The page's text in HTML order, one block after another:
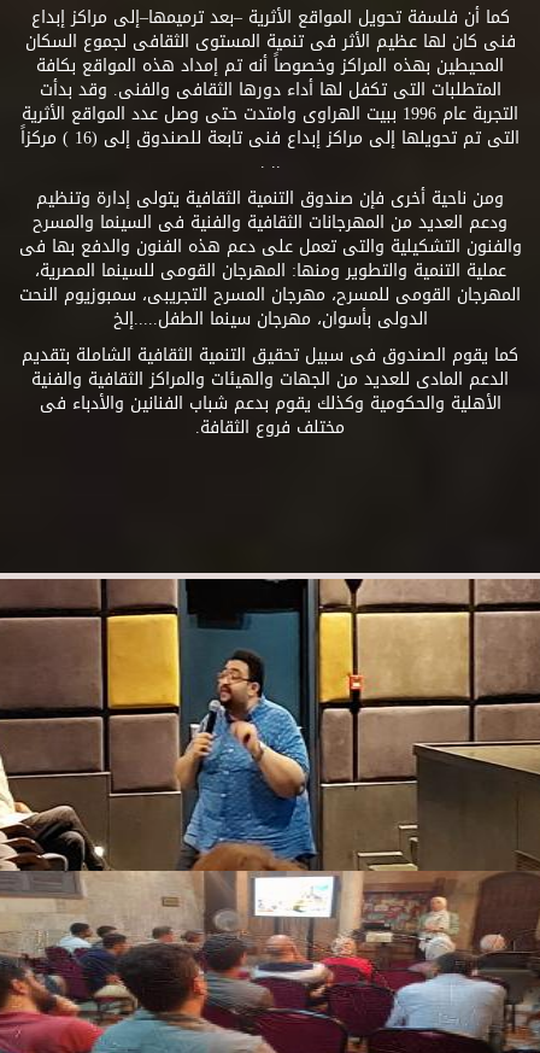
كما أن فلسفة تحويل المواقع الأثرية –بعد ترميمها–إلى مراكز إبداع
فنى كان لها عظيم الأثر فى تنمية المستوى الثقافى لجموع السكان
المحيطين بهذه المراكز وخصوصاً أنه تم إمداد هذه المواقع بكافة
المتطلبات التى تكفل لها أداء دورها الثقافى والفنى. وقد بدأت
التجربة عام 1996 ببيت الهراوى وامتدت حتى وصل عدد المواقع الأثرية
التى تم تحويلها إلى مراكز إبداع فنى تابعة للصندوق إلى (16 ) مركزاً
.. .
ومن ناحية أخرى فإن صندوق التنمية الثقافية يتولى إدارة وتنظيم
ودعم العديد من المهرجانات الثقافية والفنية فى السينما والمسرح
والفنون التشكيلية والتى تعمل على دعم هذه الفنون والدفع بها فى
عملية التنمية والتطوير ومنها: المهرجان القومى للسينما المصرية،
المهرجان القومى للمسرح، مهرجان المسرح التجريبى، سمبوزيوم النحت
الدولى بأسوان، مهرجان سينما الطفل.....إلخ
كما يقوم الصندوق فى سبيل تحقيق التنمية الثقافية الشاملة بتقديم
الدعم المادى للعديد من الجهات والهيئات والمراكز الثقافية والفنية
الأهلية والحكومية وكذلك يقوم بدعم شباب الفنانين والأدباء فى
مختلف فروع الثقافة.